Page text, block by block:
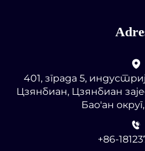
401, зграда 5,
Цзянбиан, Цзянбиан
Бао'ан
+86-